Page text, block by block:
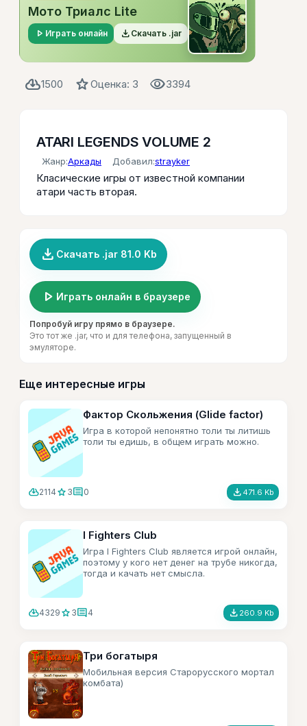
Мото Триалс Lite
play_arrow Играть онлайн file_download Скачать .jar
cloud_download1500 starОценка: 3 visibility3394
ATARI LEGENDS VOLUME 2
Жанр:Аркады Добавил:strayker
Класические игры от известной компании
атари часть вторая.
file_download Скачать .jar 81.0 Kb
play_arrow Играть онлайн в браузере
Попробуй игру прямо в браузере.
Это тот же .jar, что и для телефона, запущенный в
эмуляторе.
Еще интересные игры
Фактор Скольжения (Glide factor)
Игра в которой непонятно толи ты литишь
толи ты едишь, в общем играть можно.
cloud_download2114 star 3comment0 file_download 471.6 Kb
I Fighters Club
Игра I Fighters Club является игрой онлайн,
поэтому у кого нет денег на трубе никогда,
тогда и качать нет смысла.
cloud_download4329 star 3comment4 file_download 260.9 Kb
Три богатыря
Мобильная версия Старорусского мортал
комбата)